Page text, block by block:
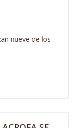
nueve de los